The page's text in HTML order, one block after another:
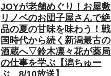
JOYが老舗めぐり！お屋敷
リノベのお団子屋さんで絶
品の夏の甘味を味わう！戦
国時代から続く新潟最古の
酒蔵へ▽鈴木凛々花が薬局
の仕事を学ぶ【潟ちゅー
ぶ 8/10放送】